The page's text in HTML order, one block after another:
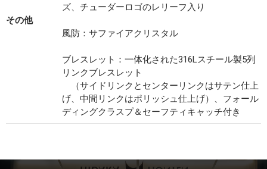
その他
ズ、チューダーロゴのレリーフ入り
風防：サファイアクリスタル
ブレスレット：一体化された316Lスチール製5列
リンクブレスレット
（サイドリンクとセンターリンクはサテン仕上
げ、中間リンクはポリッシュ仕上げ）、フォール
ディングクラスプ＆セーフティキャッチ付き